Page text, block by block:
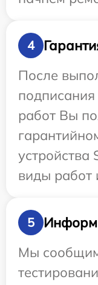
4
После
работ Вы
устройства
виды работ
5
Мы